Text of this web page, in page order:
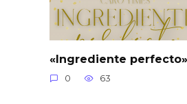
«Ingrediente
0 63